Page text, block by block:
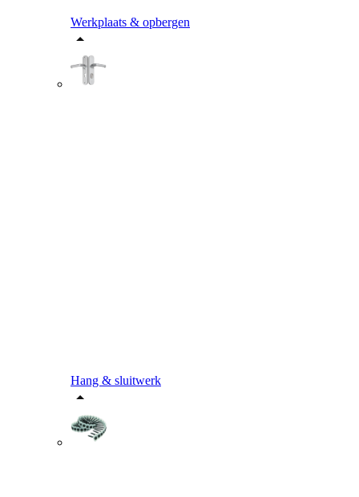
Werkplaats & opbergen
Hang & sluitwerk